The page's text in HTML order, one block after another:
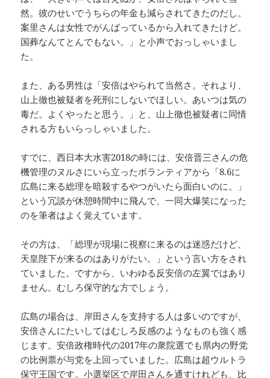
然。彼のせいでうちらの年金も減らされてきたのだし。
案里さんは女性でがんばっているから入れてきたけど。
国葬なんてとんでもない。」と小声でおっしゃいまし
た。
また、ある男性は「安倍はやられて当然さ。それより、
山上徹也被疑者を死刑にしないでほしい。あいつは気の
毒だ。よくやったと思う。」と、山上徹也被疑者に同情
される方もいらっしゃいました。
すでに、西日本大水害2018の時には、安倍晋三さんの危
機管理のヌルさにいら立ったボランティアから「8.6に
広島に来る総理を暗殺するやつがいたら面白いのに。」
という冗談が休憩時間中に飛んで、一同大爆笑になった
のを筆者はよく覚えています。
その方は、「総理が現場に視察に来るのは迷惑だけど、
天皇陛下が来るのはありがたい。」という言い方をされ
ていました。ですから、いわゆる反安倍の左翼ではあり
ません。むしろ保守的な方でしょう。
広島の場合は、岸田さんを支持する人は多いのですが、
安倍さんにたいしてはむしろ反感のようなものも強く感
じます。安倍政権時代の2017年の衆院選でも県内の野党
の比例票が与党を上回っていました。広島は超ウルトラ
保守王国です。小選挙区で岸田さんを通すけれども、比